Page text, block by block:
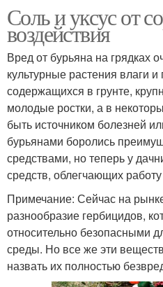
Соль и уксус от
воздействия
Вред от бурьяна на грядках
культурные растения влаги
содержащихся в грунте,
молодые ростки, а в
быть источником болезней
бурьянами боролись
средствами, но теперь у
средств, облегчающих
Примечание: Сейчас на
разнообразие гербицидов,
относительно безопасными
среды. Но все же эти
назвать их полностью